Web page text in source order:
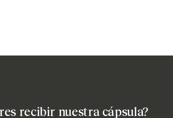
recibir nuestra cápsula?